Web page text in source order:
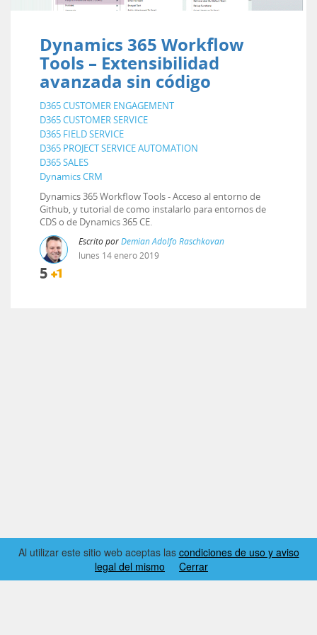
Dynamics 365 Workflow
Tools – Extensibilidad
avanzada sin código
D365 CUSTOMER ENGAGEMENT
D365 CUSTOMER SERVICE
D365 FIELD SERVICE
D365 PROJECT SERVICE AUTOMATION
D365 SALES
Dynamics CRM
Dynamics 365 Workflow Tools - Acceso al entorno de
Github, y tutorial de como instalarlo para entornos de
CDS o de Dynamics 365 CE.
Escrito porDemian Adolfo Raschkovan
lunes 14enero2019
5
Al utilizar este sitio web aceptas las condiciones de uso y aviso
legal del mismo
Cerrar